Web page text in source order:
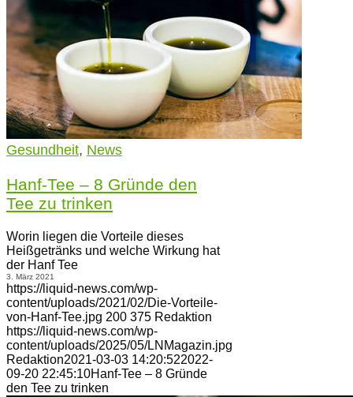
Gesundheit, News
Hanf-Tee – 8 Gründe den
Tee zu trinken
Worin liegen die Vorteile dieses
Heißgetränks und welche Wirkung hat
der Hanf Tee
3. März 2021
https://liquid-news.com/wp-
content/uploads/2021/02/Die-Vorteile-
von-Hanf-Tee.jpg 200 375 Redaktion
https://liquid-news.com/wp-
content/uploads/2025/05/LNMagazin.jpg
Redaktion2021-03-03 14:20:522022-
09-20 22:45:10Hanf-Tee – 8 Gründe
den Tee zu trinken